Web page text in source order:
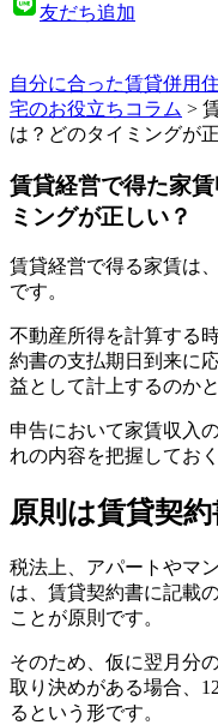
友だち追加
自分に合った賃貸併用
宅のお役立ちコラム >
は？どのタイミングが
賃貸経営で得た家
ミングが正しい？
賃貸経営で得る家賃は
です。
不動産所得を計算する
約書の支払期日到来に
益として計上するのか
申告において家賃収入
れの内容を把握してお
原則は賃貸契
税法上、アパートやマ
は、賃貸契約書に記載
ことが原則です。
そのため、仮に翌月分
取り決めがある場合、
るという形です。